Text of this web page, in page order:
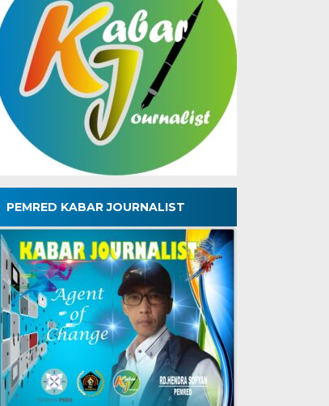
PEMRED KABAR JOURNALIST